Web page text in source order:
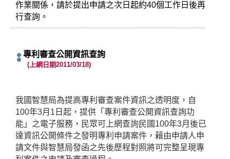
作業關係，請於提出申請之次日起約40個工作日後再
行查詢。
專利審查公開資訊查詢
(上網日期2011/03/18)
我國智慧局為提高專利審查案件資訊之透明度，自
100年3月1日起，提供「專利審查公開資訊查詢功
能」之電子服務，民眾可上網查詢民國100年3月後已
達資訊公開條件之發明專利申請案件，藉由申請人申
請文件與智慧局發函之先後歷程對照將可完整呈現專